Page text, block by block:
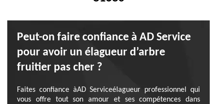
Peut-on faire confiance à AD Service
pour avoir un élagueur d’arbre
fruitier pas cher ?
Faites confiance àAD Serviceélagueur professionnel qui
vous offre tout son amour et ses compétences dans